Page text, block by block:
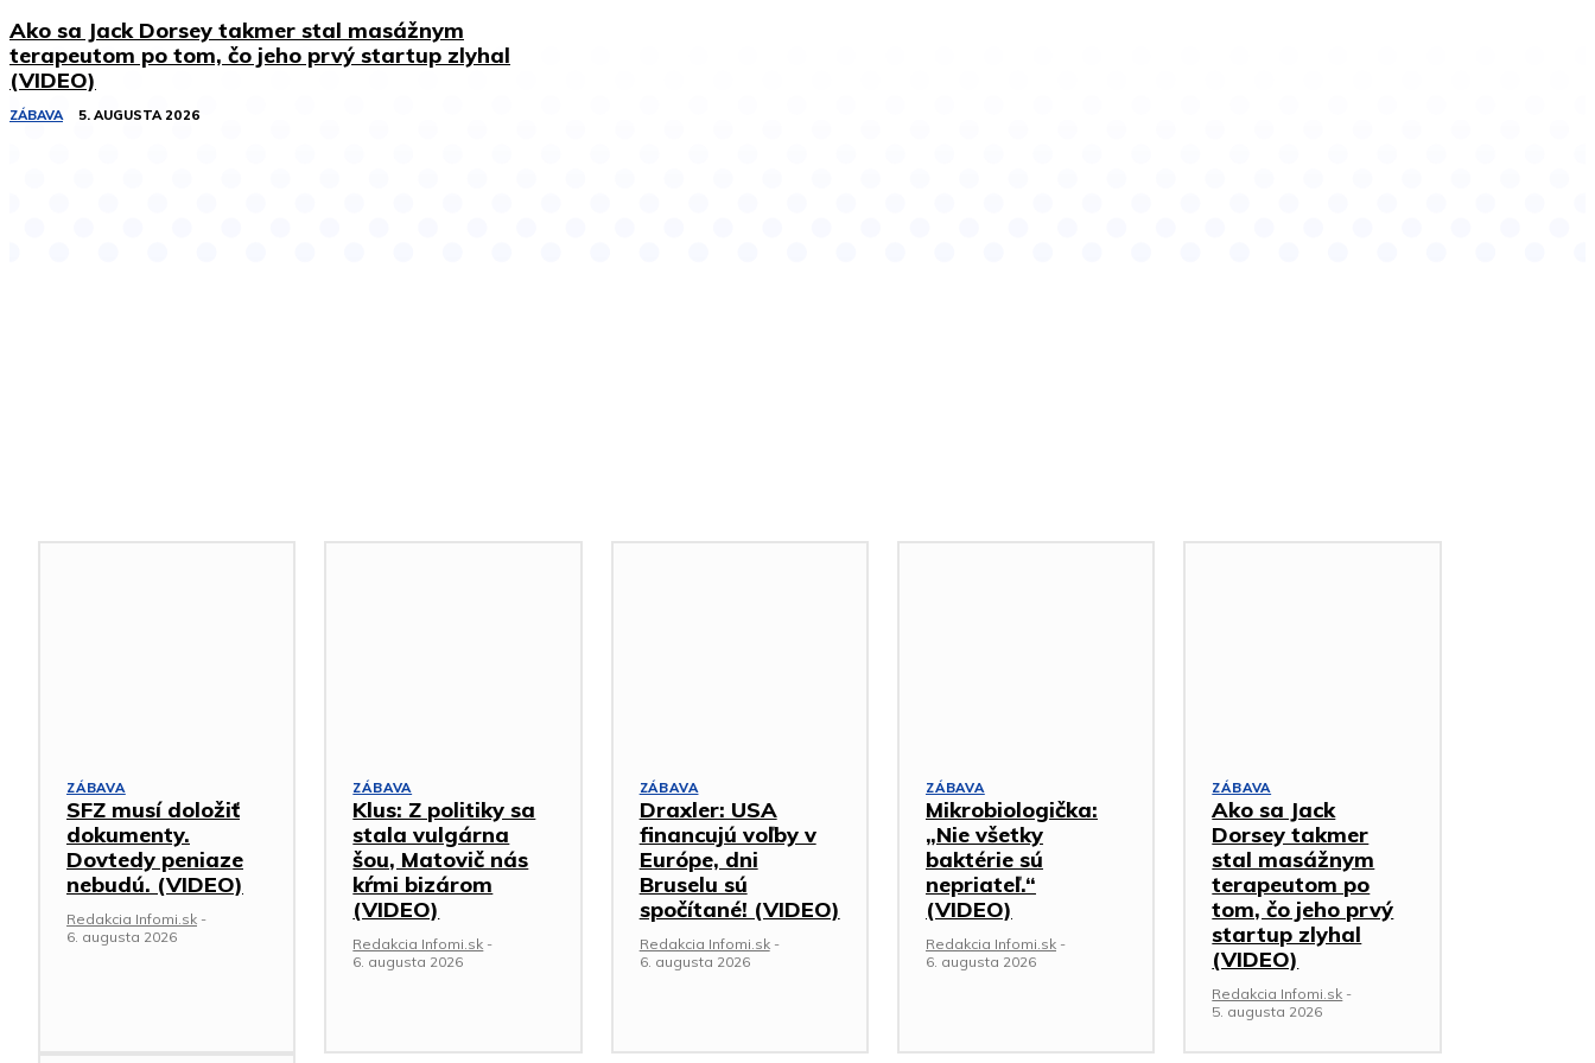
Ako sa Jack Dorsey takmer stal masážnym
terapeutom po tom, čo jeho prvý startup zlyhal
(VIDEO)
ZÁBAVA 5. AUGUSTA 2026
ZÁBAVA
SFZ musí doložiť
dokumenty.
Dovtedy peniaze
nebudú. (VIDEO)
Redakcia Infomi.sk -
6. augusta 2026
ZÁBAVA
Klus: Z politiky sa
stala vulgárna
šou, Matovič nás
kŕmi bizárom
(VIDEO)
Redakcia Infomi.sk -
6. augusta 2026
ZÁBAVA
Draxler: USA
financujú voľby v
Európe, dni
Bruselu sú
spočítané! (VIDEO)
Redakcia Infomi.sk -
6. augusta 2026
ZÁBAVA
Mikrobiologička:
„Nie všetky
baktérie sú
nepriateľ.“
(VIDEO)
Redakcia Infomi.sk -
6. augusta 2026
ZÁBAVA
Ako sa Jack
Dorsey takmer
stal masážnym
terapeutom po
tom, čo jeho prvý
startup zlyhal
(VIDEO)
Redakcia Infomi.sk -
5. augusta 2026